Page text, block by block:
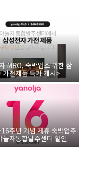
MRO, 숙박업소 위한 삼
가전제품 특가 개시>
16주년 기념 제휴 숙박업주
놀자통합발주센터 할인쿠